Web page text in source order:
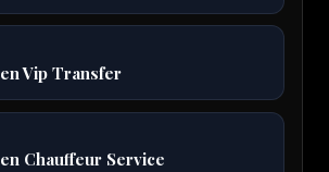
Vip Transfer
Chauffeur Service